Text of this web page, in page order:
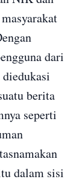
dari
berita
seperti
dalam sisi